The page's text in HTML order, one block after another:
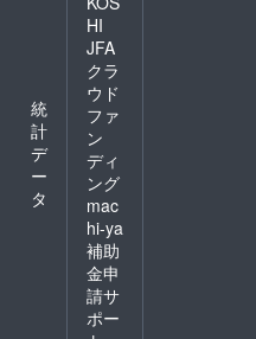
統
計
デ
ー
タ
HI
JFA
クラ
ウド
ファ
ン
ディ
ング
mac
hi-ya
補助
金申
請サ
ポー